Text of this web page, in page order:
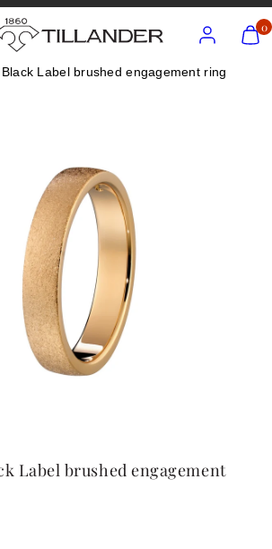
View
my
0
Label brushed engagement ring
Label brushed engagement